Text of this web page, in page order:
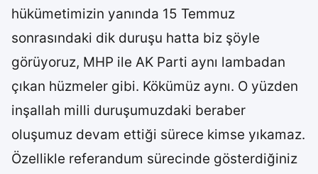
hükümetimizin yanında 15 Temmuz
sonrasındaki dik duruşu hatta biz şöyle
görüyoruz, MHP ile AK Parti aynı lambadan
çıkan hüzmeler gibi. Kökümüz aynı. O yüzden
inşallah milli duruşumuzdaki beraber
oluşumuz devam ettiği sürece kimse yıkamaz.
Özellikle referandum sürecinde gösterdiğiniz